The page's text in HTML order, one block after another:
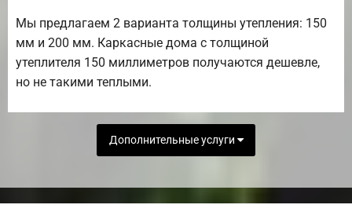
Мы предлагаем 2 варианта толщины утепления: 150
мм и 200 мм. Каркасные дома с толщиной
утеплителя 150 миллиметров получаются дешевле,
но не такими теплыми.
Дополнительные услуги